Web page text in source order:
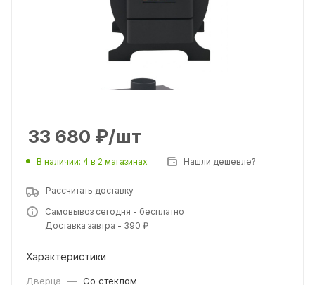
33 680 ₽/шт
В наличии: 4 в 2 магазинах Нашли дешевле?
Рассчитать доставку
Самовывоз сегодня - бесплатно
Доставка завтра - 390 ₽
Характеристики
Дверца — Со стеклом